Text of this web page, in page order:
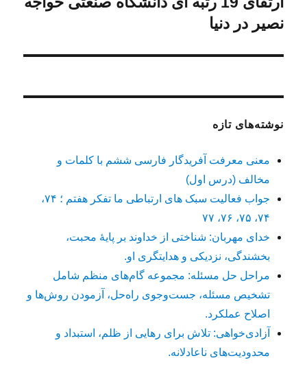
بعدی:
نصیر در دنیا
نوشته‌های تازه
معنی معرفت آفریدگار فارسی ششم با کلمات و
مخالف (درس اول)
جواب فعالیت سبک های ارتباطی ما تفکر هفتم ؛ ۷۴،
۷۴، ۷۵، ۷۶، ۷۷
خدای مهربان: شناختی از خداوند بر پایهٔ محبت،
بخشندگی، نزدیکی و هدایتگری او.
مراحل حل مسئله: مجموعه گام‌های منظم شامل
تشخیص مسئله، جست‌وجوی راه‌حل، آزمودن روش‌ها و
اصلاح عملکرد.
آزادی‌خواهی: تلاش برای رهایی از ظلم، استبداد و
محدودیت‌های ناعادلانه.